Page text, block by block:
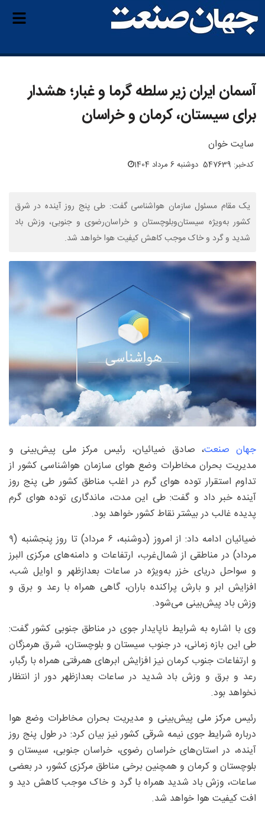
آسمان ایران زیر سلطه گرما و غبار؛ هشدار
برای سیستان، کرمان و خراسان‌
سایت خوان
کدخبر: 547639 دوشنبه 6 مرداد 1404
یک مقام مسئول سازمان هواشناسی گفت: طی پنج روز آینده در شرق
کشور به‌ویژه سیستان‌وبلوچستان و خراسان‌رضوی و جنوبی، وزش باد
شدید و گرد و خاک موجب کاهش کیفیت هوا خواهد شد.
جهان صنعت، صادق ضیائیان، رئیس مرکز ملی پیش‌بینی و
مدیریت بحران مخاطرات وضع هوای سازمان هواشناسی کشور از
تداوم استقرار توده هوای گرم در اغلب مناطق کشور طی پنج روز
آینده خبر داد و گفت: طی این مدت، ماندگاری توده هوای گرم
پدیده غالب در بیشتر نقاط کشور خواهد بود.
ضیائیان ادامه داد: از امروز (دوشنبه، ۶ مرداد) تا روز پنجشنبه (۹
مرداد) در مناطقی از شمال‌غرب، ارتفاعات و دامنه‌های مرکزی البرز
و سواحل دریای خزر به‌ویژه در ساعات بعدازظهر و اوایل شب،
افزایش ابر و بارش پراکنده باران، گاهی همراه با رعد و برق و
وزش باد پیش‌بینی می‌شود.
وی با اشاره به شرایط ناپایدار جوی در مناطق جنوبی کشور گفت:
طی این بازه زمانی، در جنوب سیستان و بلوچستان، شرق هرمزگان
و ارتفاعات جنوب کرمان نیز افزایش ابرهای همرفتی همراه با رگبار،
رعد و برق و وزش باد شدید در ساعات بعدازظهر دور از انتظار
نخواهد بود.
رئیس مرکز ملی پیش‌بینی و مدیریت بحران مخاطرات وضع هوا
درباره شرایط جوی نیمه شرقی کشور نیز بیان کرد: در طول پنج روز
آینده، در استان‌های خراسان رضوی، خراسان جنوبی، سیستان و
بلوچستان و کرمان و همچنین برخی مناطق مرکزی کشور، در بعضی
ساعات، وزش باد شدید همراه با گرد و خاک موجب کاهش دید و
افت کیفیت هوا خواهد شد.